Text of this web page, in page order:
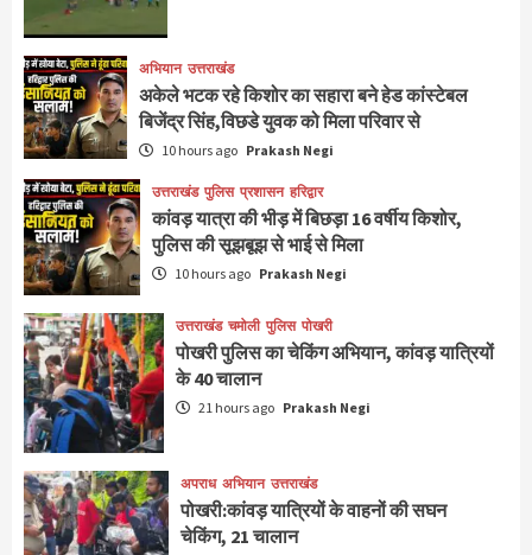
अभियान उत्तराखंड
अकेले भटक रहे किशोर का सहारा बने हेड कांस्टेबल
बिजेंद्र सिंह,विछडे युवक को मिला परिवार से
10 hours ago Prakash Negi
उत्तराखंड पुलिस प्रशासन हरिद्वार
कांवड़ यात्रा की भीड़ में बिछड़ा 16 वर्षीय किशोर,
पुलिस की सूझबूझ से भाई से मिला
10 hours ago Prakash Negi
उत्तराखंड चमोली पुलिस पोखरी
पोखरी पुलिस का चेकिंग अभियान, कांवड़ यात्रियों
के 40 चालान
21 hours ago Prakash Negi
अपराध अभियान उत्तराखंड
पोखरी:कांवड़ यात्रियों के वाहनों की सघन
चेकिंग, 21 चालान